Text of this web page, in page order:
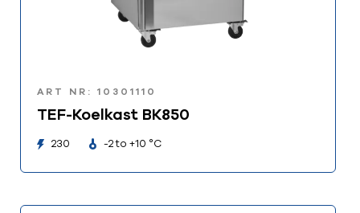
ART NR: 10301110
TEF-Koelkast BK850
230 -2 to +10 °C